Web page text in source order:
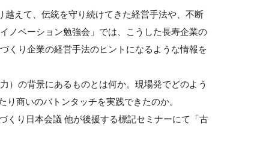
えて、伝統を守り続けてきた経営手法や、不断
ノベーション勉強会」では、こうした長寿企業の
くり企業の経営手法のヒントになるような情報を
の背景にあるものとは何か。現場発でどのよう
商いのバトンタッチを実践できたのか。
り日本会議 他が後援する標記セミナーにて「古